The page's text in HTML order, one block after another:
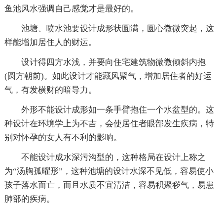
鱼池风水强调自己感觉才是最好的。
池塘、喷水池要设计成形状圆满，圆心微微突起，这
样能增加居住人的财运。
设计得四方水浅，并要向住宅建筑物微微倾斜内抱
(圆方朝前)。如此设计才能藏风聚气，增加居住者的好运
气，有发横财的暗导力。
外形不能设计成形如一条手臂抱住一个水盆型的。这
种设计在环境学上为不吉，会使居住者眼部发生疾病，特
别对怀孕的女人有不利的影响。
不能设计成水深污沟型的，这种格局在设计上称之
为“汤胸孤曜形”，这种池塘的设计水深不见低，容易使小
孩子落水而亡，而且水质不宜清洁，容易积聚秽气，易患
肺部的疾病。